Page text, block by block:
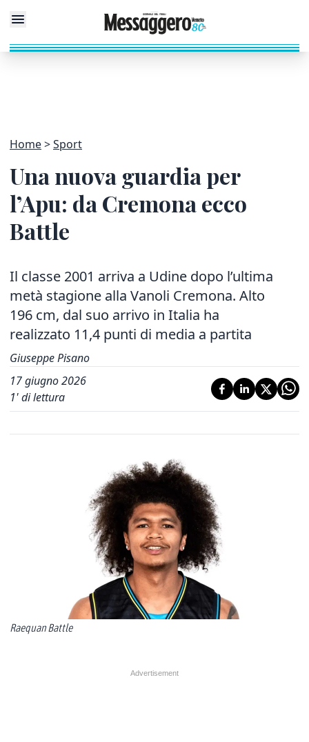
Home Sport
Una nuova guardia per
l’Apu: da Cremona ecco
Battle
Il classe 2001 arriva a Udine dopo l’ultima
metà stagione alla Vanoli Cremona. Alto
196 cm, dal suo arrivo in Italia ha
realizzato 11,4 punti di media a partita
Giuseppe Pisano
17 giugno 2026
1' di lettura
Raequan Battle